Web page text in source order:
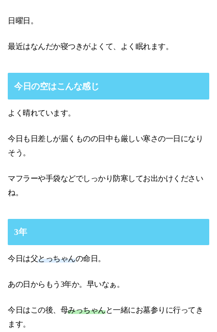
日曜日。
最近はなんだか寝つきがよくて、よく眠れます。
今日の空はこんな感じ
よく晴れています。
今日も日差しが届くものの日中も厳しい寒さの一日になり
そう。
マフラーや手袋などでしっかり防寒してお出かけください
ね。
3年
今日は父とっちゃんの命日。
あの日からもう3年か。早いなぁ。
今日はこの後、母みっちゃんと一緒にお墓参りに行ってき
ます。